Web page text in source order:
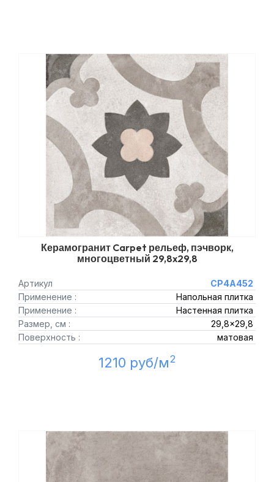
Керамогранит Carpet рельеф, пэчворк,
многоцветный 29,8x29,8
Артикул
CP4A452
Применение :
Напольная плитка
Применение :
Настенная плитка
Размер, см :
29,8x29,8
Поверхность :
матовая
1210 руб/м2